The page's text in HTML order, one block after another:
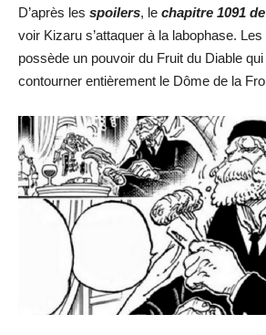
D’après les spoilers, le chapitre 1091
voir Kizaru s’attaquer à la labophase. Les
possède un pouvoir du Fruit du Diable
contourner entièrement le Dôme de la